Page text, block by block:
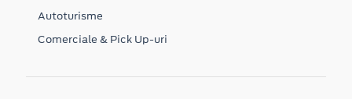
Autoturisme
Comerciale & Pick Up-uri